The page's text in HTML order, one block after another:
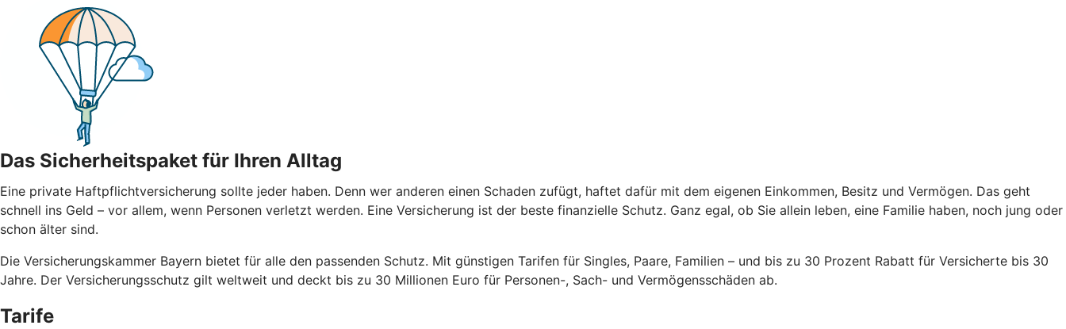
Das Sicherheitspaket für Ihren Alltag
Eine private Haftpflichtversicherung sollte jeder haben. Denn wer anderen einen Schaden zufügt, haftet dafür mit dem eigenen Einkommen, Besitz und Vermögen. Das geht
schnell ins Geld – vor allem, wenn Personen verletzt werden. Eine Versicherung ist der beste finanzielle Schutz. Ganz egal, ob Sie allein leben, eine Familie haben, noch jung oder
schon älter sind.
Die Versicherungskammer Bayern bietet für alle den passenden Schutz. Mit günstigen Tarifen für Singles, Paare, Familien – und bis zu 30 Prozent Rabatt für Versicherte bis 30
Jahre. Der Versicherungsschutz gilt weltweit und deckt bis zu 30 Millionen Euro für Personen-, Sach- und Vermögensschäden ab.
Tarife